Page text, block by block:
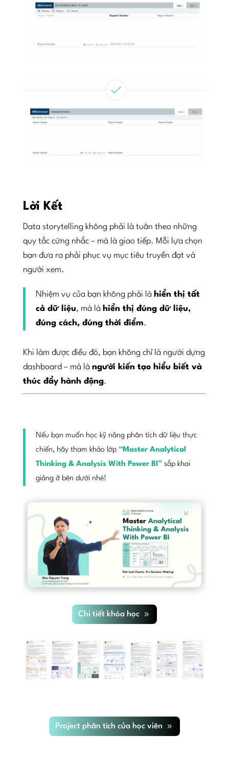
Lời Kết
Data storytelling không phải là tuân theo những
quy tắc cứng nhắc – mà là giao tiếp. Mỗi lựa chọn
bạn đưa ra phải phục vụ mục tiêu truyền đạt và
người xem.
Nhiệm vụ của bạn không phải là hiển thị tất
cả dữ liệu, mà là hiển thị đúng dữ liệu,
đúng cách, đúng thời điểm.
Khi làm được điều đó, bạn không chỉ là người dựng
dashboard – mà là người kiến tạo hiểu biết và
thúc đẩy hành động.
Nếu bạn muốn học kỹ năng phân tích dữ liệu thực
chiến, hãy tham khảo lớp “Master Analytical
Thinking & Analysis With Power BI”sắp khai
giảng ở bên dưới nhé!
Chi tiết khóa học
Project phân tích của học viên